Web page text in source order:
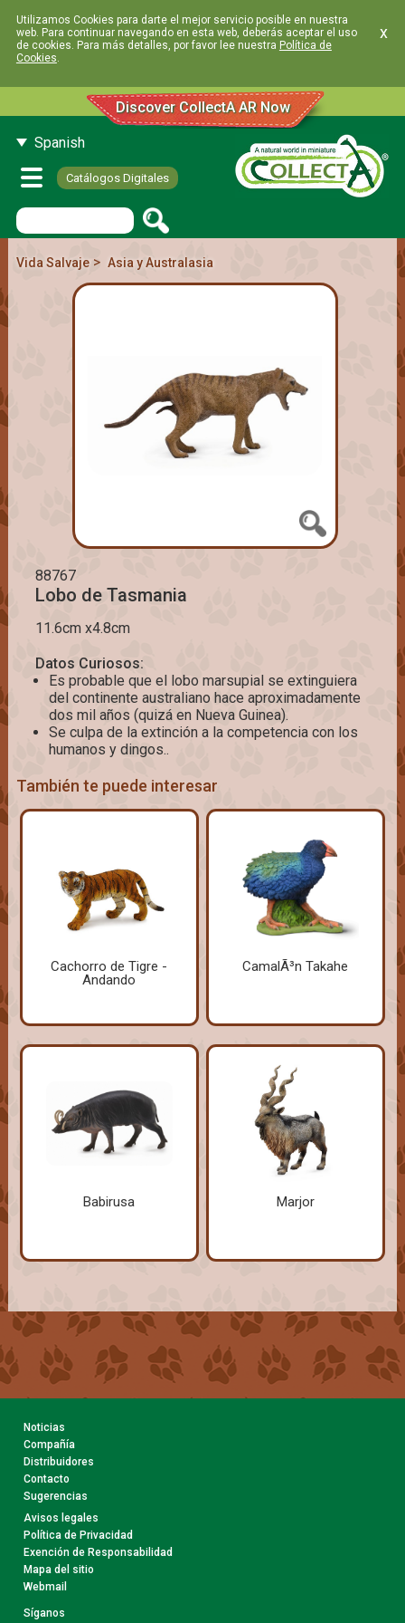
Utilizamos Cookies para darte el mejor servicio posible en nuestra
web. Para continuar navegando en esta web, deberás aceptar el uso
de cookies. Para más detalles, por favor lee nuestra Política de
Cookies.
x
Discover CollectA AR Now
Spanish
Catálogos Digitales
Vida Salvaje> Asia y Australasia
88767
Lobo de Tasmania
11.6cm x4.8cm
Datos Curiosos:
Es probable que el lobo marsupial se extinguiera
del continente australiano hace aproximadamente
dos mil años (quizá en Nueva Guinea).
Se culpa de la extinción a la competencia con los
humanos y dingos..
También te puede interesar
Cachorro de Tigre -
Andando
CamalÃ³n Takahe
Babirusa Marjor
Noticias
Compañía
Distribuidores
Contacto
Sugerencias
Avisos legales
Política de Privacidad
Exención de Responsabilidad
Mapa del sitio
Webmail
Síganos